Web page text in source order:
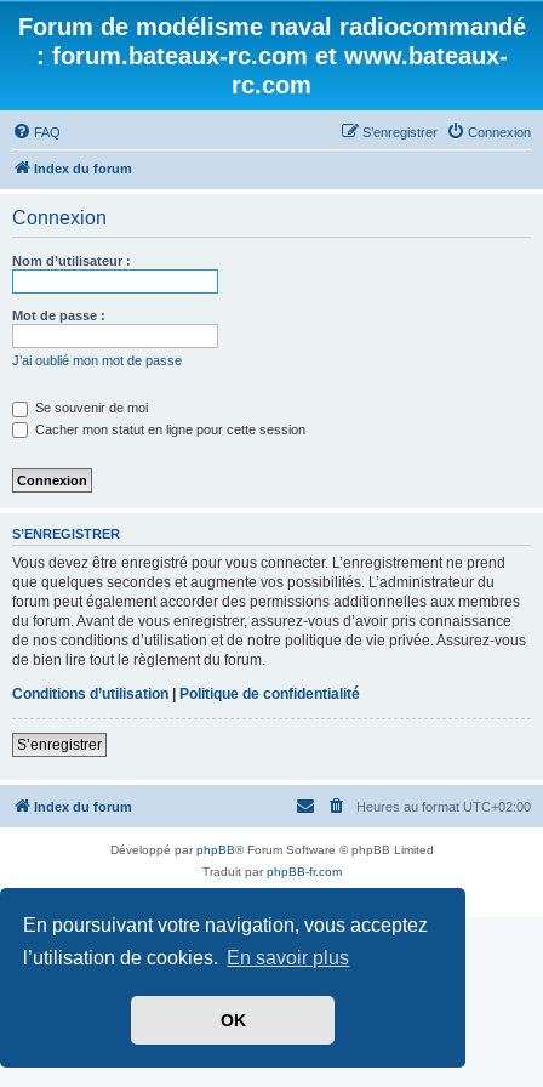
En poursuivant votre navigation, vous acceptez
l’utilisation de cookies. En savoir plus
OK
Forum de modélisme naval radiocommandé
: forum.bateaux-rc.com et www.bateaux-
rc.com
FAQ Connexion
S’enregistrer
Index du forum
Connexion
Nom d’utilisateur :
Mot de passe :
J’ai oublié mon mot de passe
Se souvenir de moi
Cacher mon statut en ligne pour cette session
S’ENREGISTRER
Vous devez être enregistré pour vous connecter. L’enregistrement ne prend
que quelques secondes et augmente vos possibilités. L’administrateur du
forum peut également accorder des permissions additionnelles aux membres
du forum. Avant de vous enregistrer, assurez-vous d’avoir pris connaissance
de nos conditions d’utilisation et de notre politique de vie privée. Assurez-vous
de bien lire tout le règlement du forum.
Conditions d’utilisation | Politique de confidentialité
S’enregistrer
Index du forum Heures au format UTC+02:00
Développé parphpBB® Forum Software © phpBB Limited
Traduit parphpBB-fr.com